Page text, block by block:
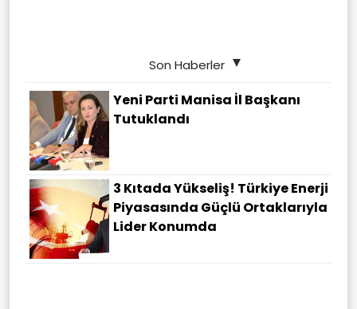
Son Haberler
Yeni Parti Manisa İl Başkanı
Tutuklandı
3 Kıtada Yükseliş! Türkiye Enerji
Piyasasında Güçlü Ortaklarıyla
Lider Konumda